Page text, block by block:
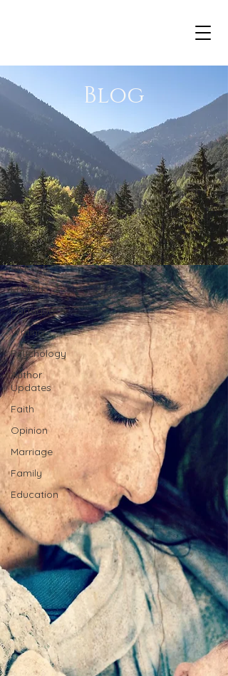
Blog
All Posts
English
Portuguese
Writing
Psychology
Author
Updates
Faith
Opinion
Marriage
Family
Education
All Posts
Blog